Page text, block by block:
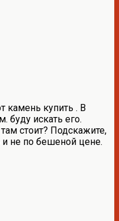
камень купить . В
буду искать его.
стоит? Подскажите,
и не по бешеной цене.